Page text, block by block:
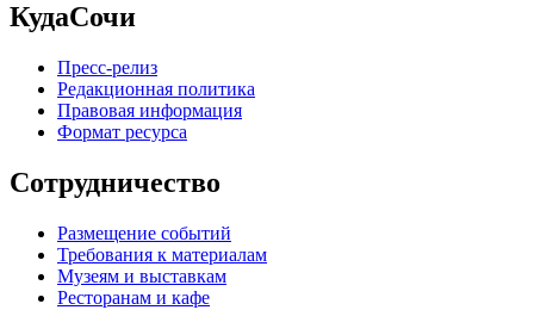
КудаСочи
Пресс-релиз
Редакционная политика
Правовая информация
Формат ресурса
Сотрудничество
Размещение событий
Требования к материалам
Музеям и выставкам
Ресторанам и кафе